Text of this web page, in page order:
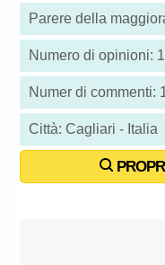
Parere della
Numero di opinioni:
Numer di commenti:
Città: Cagliari - Italia